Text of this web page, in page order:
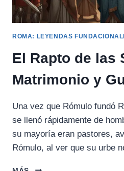
ROMA: LEYENDAS
El Rapto de las
Matrimonio y
Una vez que Rómulo fundó
se llenó rápidamente de
su mayoría eran pastores,
Rómulo, al ver que su urbe
EL